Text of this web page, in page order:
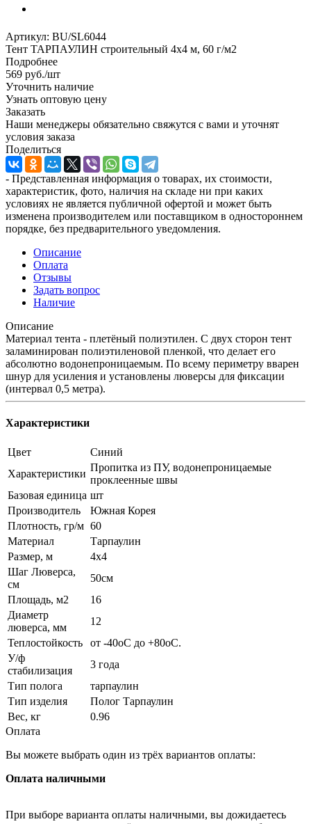
Артикул: BU/SL6044
Тент ТАРПАУЛИН строительный 4х4 м, 60 г/м2
Подробнее
569 руб./шт
Уточнить наличие
Узнать оптовую цену
Заказать
Наши менеджеры обязательно свяжутся с вами и уточнят
условия заказа
Поделиться
- Представленная информация о товарах, их стоимости,
характеристик, фото, наличия на складе ни при каких
условиях не является публичной офертой и может быть
изменена производителем или поставщиком в одностороннем
порядке, без предварительного уведомления.
Описание
Оплата
Отзывы
Задать вопрос
Наличие
Описание
Материал тента - плетёный полиэтилен. С двух сторон тент
заламинирован полиэтиленовой пленкой, что делает его
абсолютно водонепроницаемым. По всему периметру вварен
шнур для усиления и установлены люверсы для фиксации
(интервал 0,5 метра).
Характеристики
Цвет
Синий
Характеристики
Пропитка из ПУ, водонепроницаемые
проклеенные швы
Базовая единица шт
Производитель
Южная Корея
Плотность, гр/м 60
Материал
Тарпаулин
Размер, м
4x4
Шаг Люверса,
см
50см
Площадь, м2
16
Диаметр
люверса, мм
12
Теплостойкость
от -40оС до +80оС.
У/ф
стабилизация
3 года
Тип полога
тарпаулин
Тип изделия
Полог Тарпаулин
Вес, кг
0.96
Оплата
Вы можете выбрать один из трёх вариантов оплаты:
Оплата наличными
При выборе варианта оплаты наличными, вы дожидаетесь